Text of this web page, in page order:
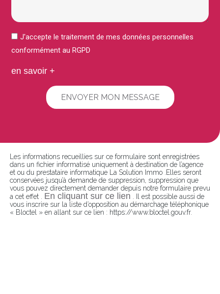
J'accepte le traitement de mes données personnelles
conformément au RGPD
en savoir +
ENVOYER MON MESSAGE
Les informations recueillies sur ce formulaire sont enregistrées
dans un fichier informatisé uniquement à destination de l’agence
et ou du prestataire informatique La Solution Immo .Elles seront
conservées jusqu’à demande de suppression, suppression que
vous pouvez directement demander depuis notre formulaire prevu
a cet effet . En cliquant sur ce lien . Il est possible aussi de
vous inscrire sur la liste d’opposition au démarchage téléphonique
« Bloctel » en allant sur ce lien : https://www.bloctel.gouv.fr.